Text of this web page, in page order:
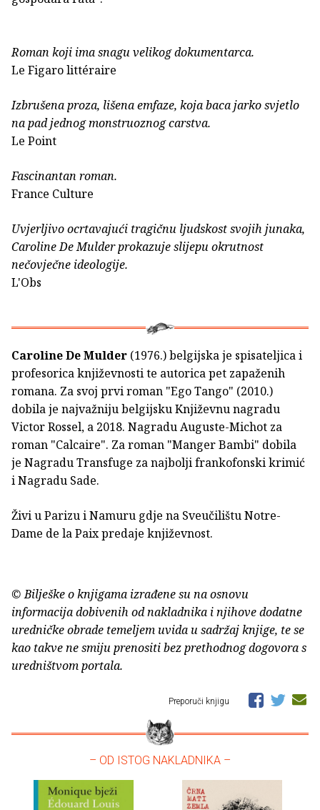
Roman koji ima snagu velikog dokumentarca.
Le Figaro littéraire
Izbrušena proza, lišena emfaze, koja baca jarko svjetlo
na pad jednog monstruoznog carstva.
Le Point
Fascinantan roman.
France Culture
Uvjerljivo ocrtavajući tragičnu ljudskost svojih junaka,
Caroline De Mulder prokazuje slijepu okrutnost
nečovječne ideologije.
L'Obs
Caroline De Mulder (1976.) belgijska je spisateljica i
profesorica književnosti te autorica pet zapaženih
romana. Za svoj prvi roman "Ego Tango" (2010.)
dobila je najvažniju belgijsku Književnu nagradu
Victor Rossel, a 2018. Nagradu Auguste-Michot za
roman "Calcaire". Za roman "Manger Bambi" dobila
je Nagradu Transfuge za najbolji frankofonski krimić
i Nagradu Sade.
Živi u Parizu i Namuru gdje na Sveučilištu Notre-
Dame de la Paix predaje književnost.
© Bilješke o knjigama izrađene su na osnovu
informacija dobivenih od nakladnika i njihove dodatne
uredničke obrade temeljem uvida u sadržaj knjige, te se
kao takve ne smiju prenositi bez prethodnog dogovora s
uredništvom portala.
Preporuči knjigu
– OD ISTOG NAKLADNIKA –